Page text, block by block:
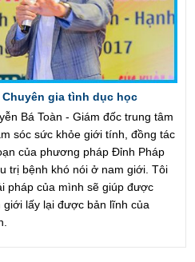
Chuyên gia tình dục học
Bá Toàn - Giám đốc trung tâm
sóc sức khỏe giới tính, đồng tác
của phương pháp Đỉnh Pháp
trị bệnh khó nói ở nam giới. Tôi
pháp của mình sẽ giúp được
giới lấy lại được bản lĩnh của